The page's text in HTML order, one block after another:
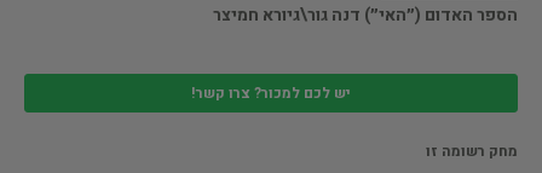
הספר האדום (״האי״) דנה גור\גיורא חמיצר
יש לכם למכור? צרו קשר!
מחק רשומה זו